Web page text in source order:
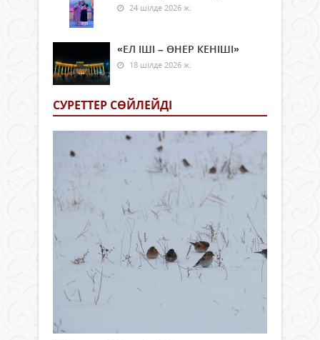
24 шілде 2026 ж.
«ЕЛ ІШІ – ӨНЕР КЕНІШІ»
18 шілде 2026 ж.
СУРЕТТЕР СӨЙЛЕЙДI